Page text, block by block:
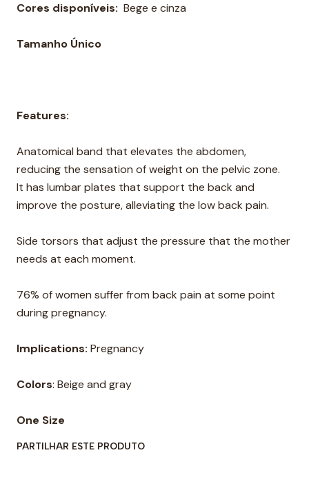
Cores disponíveis: Bege e cinza
Tamanho Único
Features:
Anatomical band that elevates the abdomen,
reducing the sensation of weight on the pelvic zone.
It has lumbar plates that support the back and
improve the posture, alleviating the low back pain.
Side torsors that adjust the pressure that the mother
needs at each moment.
76% of women suffer from back pain at some point
during pregnancy.
Implications: Pregnancy
Colors: Beige and gray
One Size
PARTILHAR ESTE PRODUTO